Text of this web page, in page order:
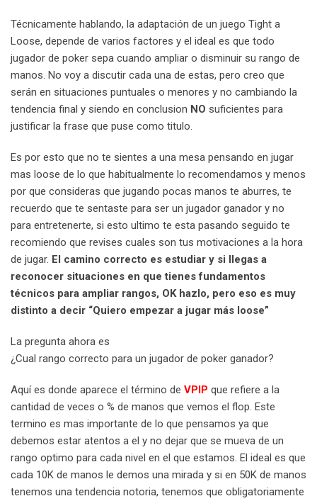
Técnicamente hablando, la adaptación de un juego Tight a
Loose, depende de varios factores y el ideal es que todo
jugador de poker sepa cuando ampliar o disminuir su rango de
manos. No voy a discutir cada una de estas, pero creo que
serán en situaciones puntuales o menores y no cambiando la
tendencia final y siendo en conclusion NO suficientes para
justificar la frase que puse como titulo.
Es por esto que no te sientes a una mesa pensando en jugar
mas loose de lo que habitualmente lo recomendamos y menos
por que consideras que jugando pocas manos te aburres, te
recuerdo que te sentaste para ser un jugador ganador y no
para entretenerte, si esto ultimo te esta pasando seguido te
recomiendo que revises cuales son tus motivaciones a la hora
de jugar. El camino correcto es estudiar y si llegas a
reconocer situaciones en que tienes fundamentos
técnicos para ampliar rangos, OK hazlo, pero eso es muy
distinto a decir “Quiero empezar a jugar más loose”
La pregunta ahora es
¿Cual rango correcto para un jugador de poker ganador?
Aquí es donde aparece el término de VPIP que refiere a la
cantidad de veces o % de manos que vemos el flop. Este
termino es mas importante de lo que pensamos ya que
debemos estar atentos a el y no dejar que se mueva de un
rango optimo para cada nivel en el que estamos. El ideal es que
cada 10K de manos le demos una mirada y si en 50K de manos
tenemos una tendencia notoria, tenemos que obligatoriamente